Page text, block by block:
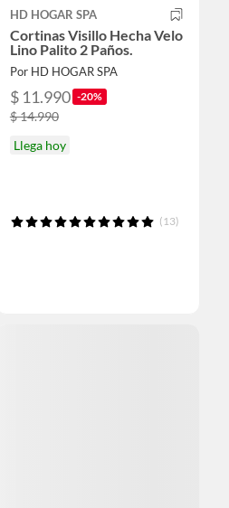
HD HOGAR SPA
Cortinas Visillo Hecha Velo
Lino Palito 2 Paños.
Por HD HOGAR SPA
$ 11.990 -20%
$ 14.990
Llega hoy
(13)